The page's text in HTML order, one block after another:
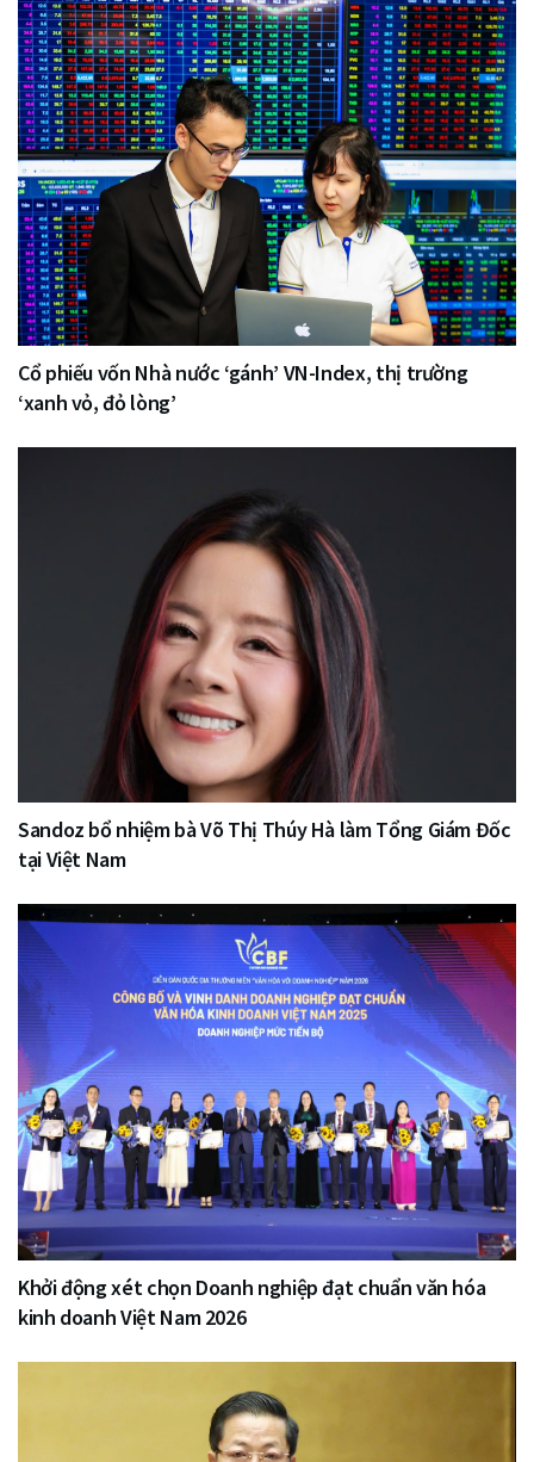
Cổ phiếu vốn Nhà nước ‘gánh’ VN-Index, thị trường
‘xanh vỏ, đỏ lòng’
Sandoz bổ nhiệm bà Võ Thị Thúy Hà làm Tổng Giám Đốc
tại Việt Nam
Khởi động xét chọn Doanh nghiệp đạt chuẩn văn hóa
kinh doanh Việt Nam 2026